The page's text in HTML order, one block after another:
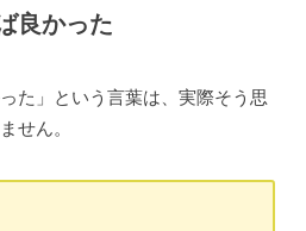
良かった
た」という言葉は、実際そう思
せん。